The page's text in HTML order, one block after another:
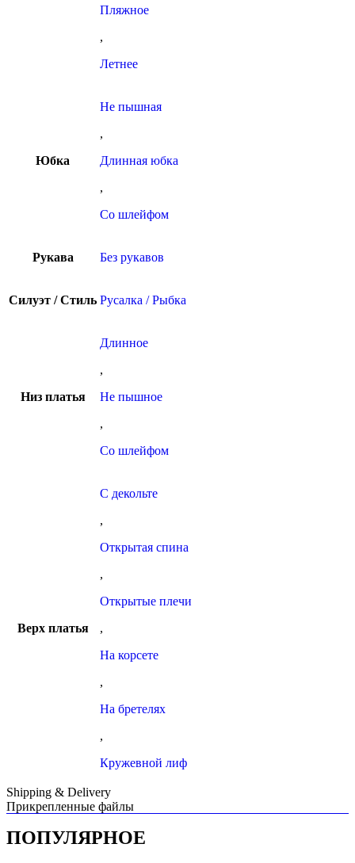
Пляжное
,
Летнее
Юбка
Не пышная
,
Длинная юбка
,
Со шлейфом
Рукава Без рукавов
Силуэт / Стиль Русалка / Рыбка
Низ платья
Длинное
,
Не пышное
,
Со шлейфом
Верх платья
С декольте
,
Открытая спина
,
Открытые плечи
,
На корсете
,
На бретелях
,
Кружевной лиф
Shipping & Delivery
Прикрепленные файлы
ПОПУЛЯРНОЕ